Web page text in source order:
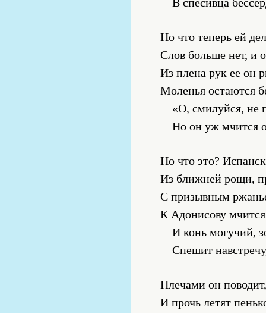
Но что теперь ей
Слов больше нет, и
Из плена рук ее он
Моленья остаются
«О, смилуйся,
Но он уж мчится
Но что это?
Из ближней рощи,
С призывным
К Адонисову
И конь могучий,
Спешит
Плечами он
И прочь летят